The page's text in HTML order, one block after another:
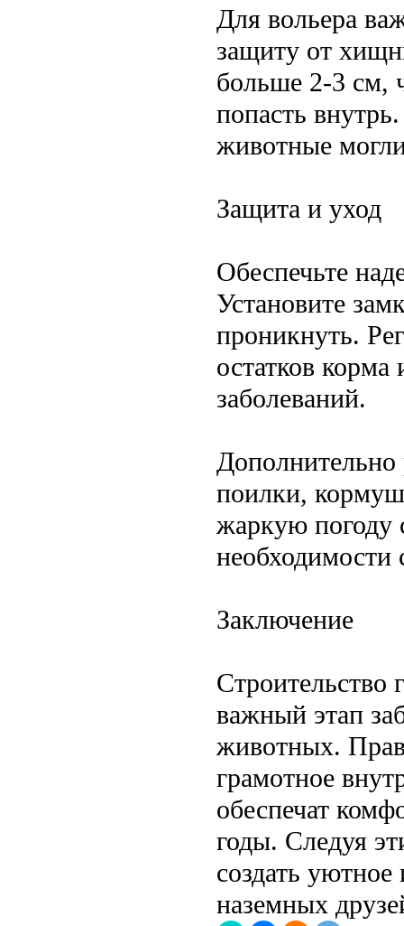
Для вольера
защиту от
больше 2-3 см,
попасть
животные
Защита и уход
Обеспечьте
Установите
проникнуть.
остатков
заболеваний.
Дополнительно
поилки,
жаркую погоду
необходимости
Заключение
Строительство
важный этап
животных.
грамотное
обеспечат
годы. Следуя
создать
наземных